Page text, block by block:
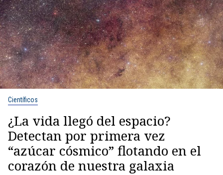
Científicos
¿La vida llegó del espacio?
Detectan por primera vez
“azúcar cósmico” flotando en el
corazón de nuestra galaxia